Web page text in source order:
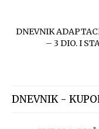
DNEVNIK
– 3 DIO. I
DNEVNIK -